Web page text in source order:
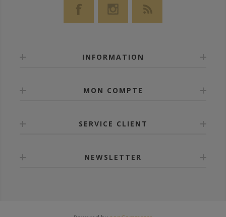
INFORMATION
MON COMPTE
SERVICE CLIENT
NEWSLETTER